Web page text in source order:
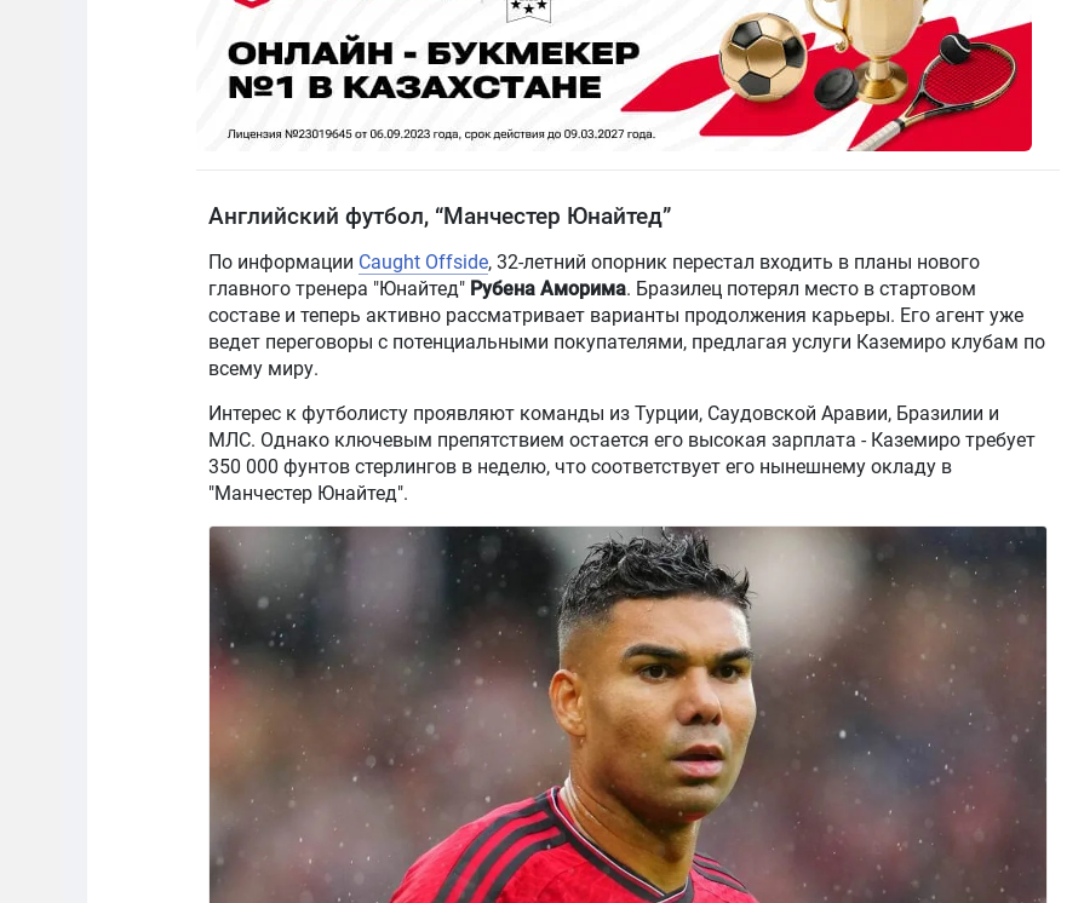
Английский футбол, “Манчестер Юнайтед”
По информации Caught Offside, 32-летний опорник перестал входить в планы нового
главного тренера "Юнайтед" Рубена Аморима. Бразилец потерял место в стартовом
составе и теперь активно рассматривает варианты продолжения карьеры. Его агент уже
ведет переговоры с потенциальными покупателями, предлагая услуги Каземиро клубам по
всему миру.
Интерес к футболисту проявляют команды из Турции, Саудовской Аравии, Бразилии и
МЛС. Однако ключевым препятствием остается его высокая зарплата - Каземиро требует
350 000 фунтов стерлингов в неделю, что соответствует его нынешнему окладу в
"Манчестер Юнайтед".